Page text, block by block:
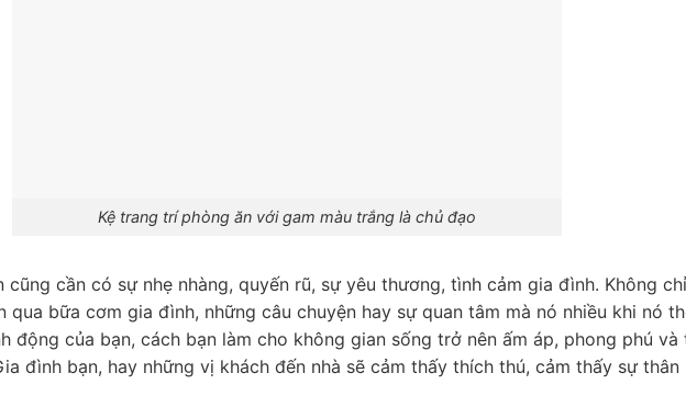
Kệ trang trí phòng ăn với gam màu trắng là chủ đạo
cần có sự nhẹ nhàng, quyến rũ, sự yêu thương, tình cảm gia đình. Không chỉ
qua bữa cơm gia đình, những câu chuyện hay sự quan tâm mà nó nhiều khi nó
động của bạn, cách bạn làm cho không gian sống trở nên ấm áp, phong phú và
đình bạn, hay những vị khách đến nhà sẽ cảm thấy thích thú, cảm thấy sự thân